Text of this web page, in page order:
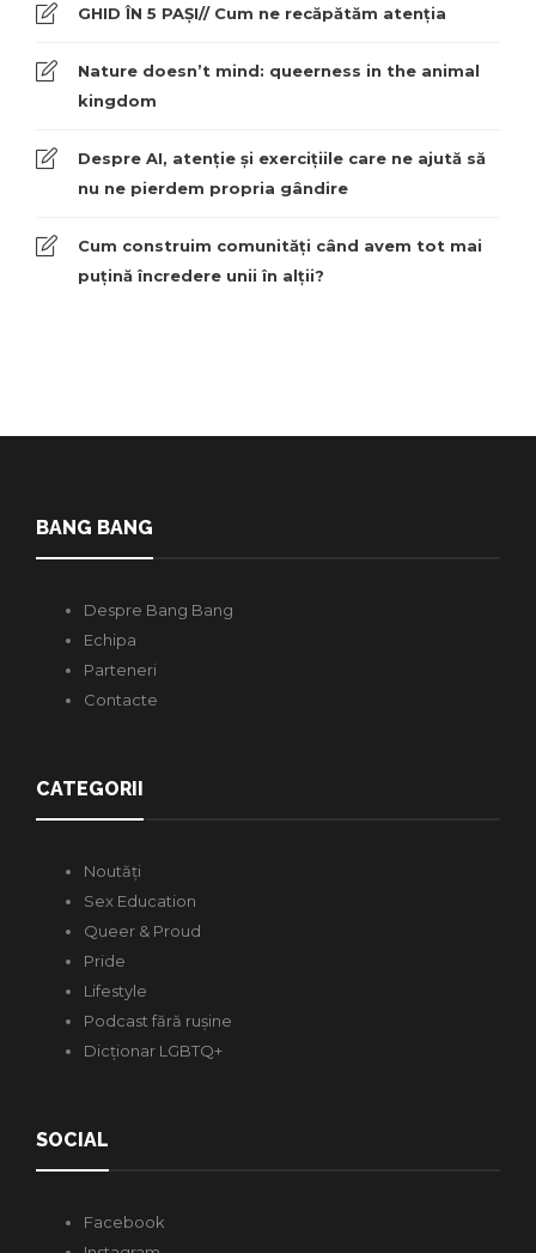
GHID ÎN 5 PAȘI// Cum ne recăpătăm atenția
Nature doesn’t mind: queerness in the animal
kingdom
Despre AI, atenție și exercițiile care ne ajută să
nu ne pierdem propria gândire
Cum construim comunități când avem tot mai
puțină încredere unii în alții?
BANG BANG
Despre Bang Bang
Echipa
Parteneri
Contacte
CATEGORII
Noutăți
Sex Education
Queer & Proud
Pride
Lifestyle
Podcast fără rușine
Dicționar LGBTQ+
SOCIAL
Facebook